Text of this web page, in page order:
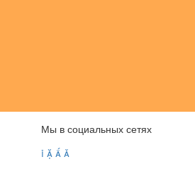
Мы в социальных сетях
   